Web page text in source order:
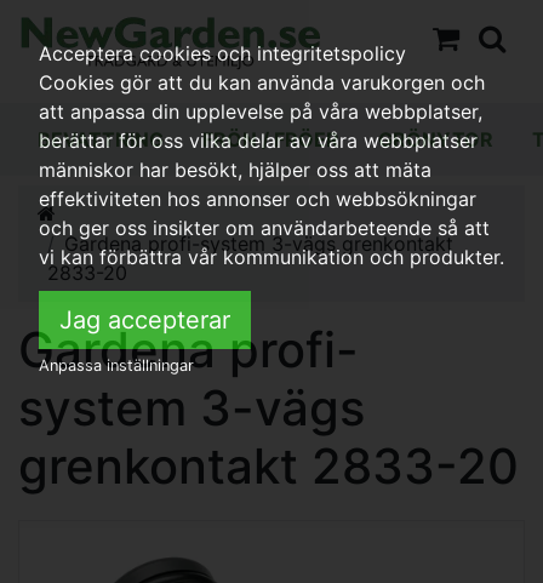
BEVATTNING FRÖN / FRÖER GRÖNYTOR
Gardena profi-system 3-vägs grenkontakt
2833-20
Gardena profi-
system 3-vägs
grenkontakt 2833-20
Acceptera cookies och integritetspolicy
Cookies gör att du kan använda varukorgen och
att anpassa din upplevelse på våra webbplatser,
berättar för oss vilka delar av våra webbplatser
människor har besökt, hjälper oss att mäta
effektiviteten hos annonser och webbsökningar
och ger oss insikter om användarbeteende så att
vi kan förbättra vår kommunikation och produkter.
Jag accepterar
Anpassa inställningar